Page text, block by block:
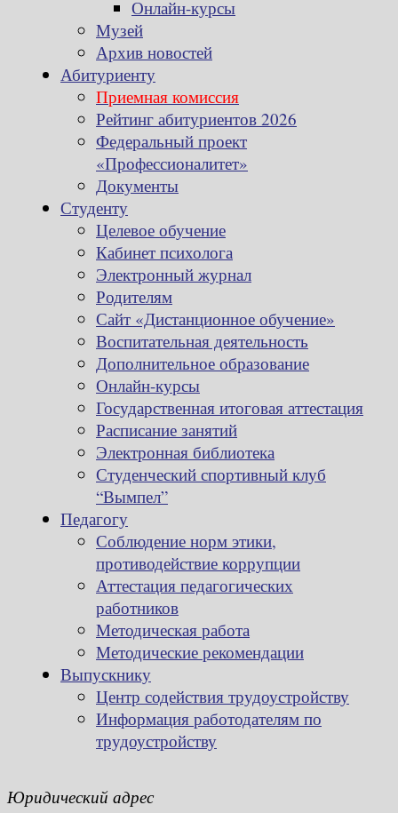
Онлайн-курсы
Музей
Архив новостей
Абитуриенту
Приемная комиссия
Рейтинг абитуриентов 2026
Федеральный проект
«Профессионалитет»
Документы
Студенту
Целевое обучение
Кабинет психолога
Электронный журнал
Родителям
Сайт «Дистанционное обучение»
Воспитательная деятельность
Дополнительное образование
Онлайн-курсы
Государственная итоговая аттестация
Расписание занятий
Электронная библиотека
Студенческий спортивный клуб
“Вымпел”
Педагогу
Соблюдение норм этики,
противодействие коррупции
Аттестация педагогических
работников
Методическая работа
Методические рекомендации
Выпускнику
Центр содействия трудоустройству
Информация работодателям по
трудоустройству
Юридический адрес